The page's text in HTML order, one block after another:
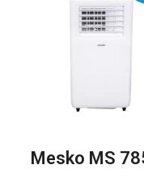
Mesko MS